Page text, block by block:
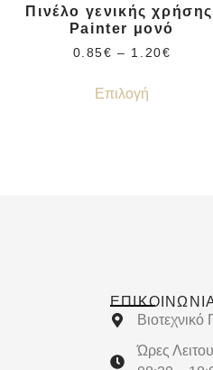
Πινέλο γενικής
Painter μονό
0.85€ – 1.20€
Επιλογή
Ώρες